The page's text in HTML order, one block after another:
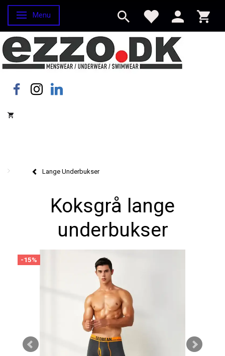
Skifte navigation
Menu
Lange Underbukser
Koksgrå lange
underbukser
-15%